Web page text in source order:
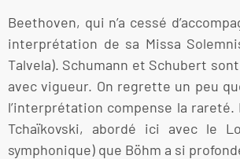
Beethoven, qui n’a cessé
interprétation de sa Missa
Talvela). Schumann et Schubert
avec vigueur. On regrette un peu
l’interprétation compense la
Tchaïkovski, abordé ici avec le
symphonique) que Böhm a si